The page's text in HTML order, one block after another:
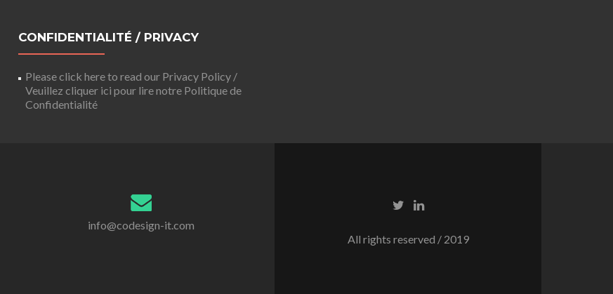
CONFIDENTIALITÉ / PRIVACY
Please click here to read our Privacy Policy /
Veuillez cliquer ici pour lire notre Politique de
Confidentialité
info@codesign-it.com
All rights reserved / 2019